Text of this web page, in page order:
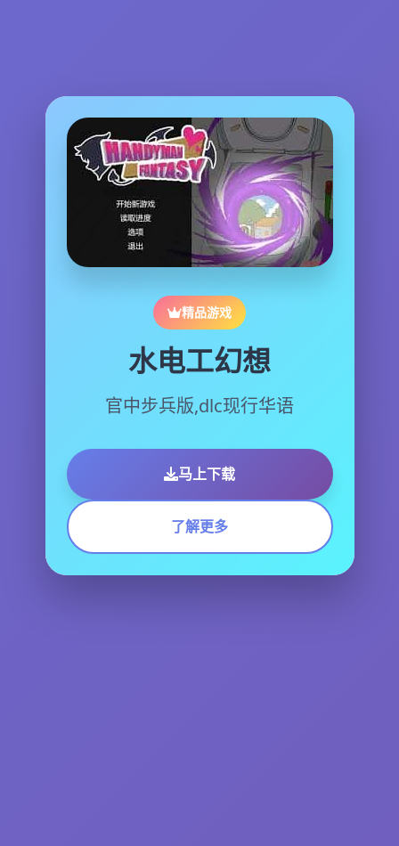
精品游戏
水电工幻想
官中步兵版,dlc现行华语
马上下载
了解更多